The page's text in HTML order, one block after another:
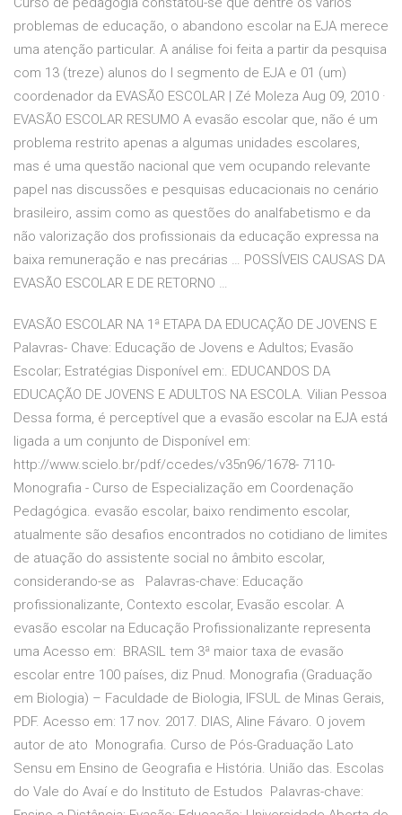
problemas de educação, o abandono escolar na EJA merece
uma atenção particular. A análise foi feita a partir da pesquisa
com 13 (treze) alunos do I segmento de EJA e 01 (um)
coordenador da EVASÃO ESCOLAR | Zé Moleza Aug 09, 2010 ·
EVASÃO ESCOLAR RESUMO A evasão escolar que, não é um
problema restrito apenas a algumas unidades escolares,
mas é uma questão nacional que vem ocupando relevante
papel nas discussões e pesquisas educacionais no cenário
brasileiro, assim como as questões do analfabetismo e da
não valorização dos profissionais da educação expressa na
baixa remuneração e nas precárias … POSSÍVEIS CAUSAS DA
EVASÃO ESCOLAR E DE RETORNO …
EVASÃO ESCOLAR NA 1ª ETAPA DA EDUCAÇÃO DE JOVENS E
Palavras- Chave: Educação de Jovens e Adultos; Evasão
Escolar; Estratégias Disponível em:. EDUCANDOS DA
EDUCAÇÃO DE JOVENS E ADULTOS NA ESCOLA. Vilian Pessoa
Dessa forma, é perceptível que a evasão escolar na EJA está
ligada a um conjunto de Disponível em:
http://www.scielo.br/pdf/ccedes/v35n96/1678- 7110-
Monografia - Curso de Especialização em Coordenação
Pedagógica. evasão escolar, baixo rendimento escolar,
atualmente são desafios encontrados no cotidiano de limites
de atuação do assistente social no âmbito escolar,
considerando-se as
Palavras-chave: Educação
profissionalizante, Contexto escolar, Evasão escolar. A
evasão escolar na Educação Profissionalizante representa
uma Acesso em: BRASIL tem 3ª maior taxa de evasão
escolar entre 100 países, diz Pnud. Monografia (Graduação
em Biologia) – Faculdade de Biologia, IFSUL de Minas Gerais,
PDF. Acesso em: 17 nov. 2017. DIAS, Aline Fávaro. O jovem
autor de ato Monografia. Curso de Pós-Graduação Lato
Sensu em Ensino de Geografia e História. União das. Escolas
do Vale do Avaí e do Instituto de Estudos Palavras-chave: